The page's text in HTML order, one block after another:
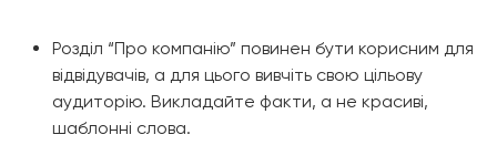
Розділ “Про компанію” повинен бути корисним для
відвідувачів, а для цього вивчіть свою цільову
аудиторію. Викладайте факти, а не красиві,
шаблонні слова.